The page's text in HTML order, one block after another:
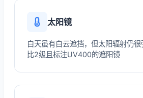
太阳镜
白天虽有白云遮挡，但太阳辐射仍
比2级且标注UV400的遮阳镜